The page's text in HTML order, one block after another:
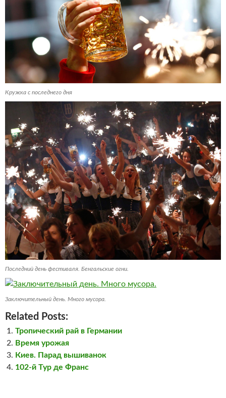
Кружка с последнего дня
Последний день фестиваля. Бенгальские огни.
Заключительный день. Много мусора.
Related Posts:
Тропический рай в Германии
Время урожая
Киев. Парад вышиванок
102-й Тур де Франс